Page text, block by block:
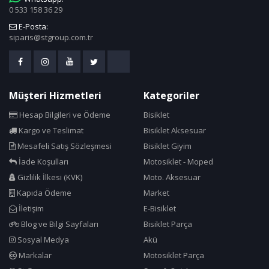
Cold Patch
Compass
Corelli
Crops
Cst
Cube Bikes
Dahon
Deda
Deeppower
Delta
Dok Sport Sense
0 533 158 36 29
E-Posta:
siparis@stgroup.com.tr
Müşteri Hizmetleri
Hesap Bilgileri ve Ödeme
Kargo ve Teslimat
Mesafeli Satış Sözleşmesi
İade Koşulları
Gizlilik İlkesi (KVK)
Kapıda Ödeme
İletişim
Blog ve Bilgi Sayfaları
Sosyal Medya
Markalar
Kategoriler
Bisiklet
Bisiklet Aksesuar
Bisiklet Giyim
Motosiklet - Moped
Moto. Aksesuar
Market
E-Bisiklet
Bisiklet Parça
Akü
Motosiklet Parça